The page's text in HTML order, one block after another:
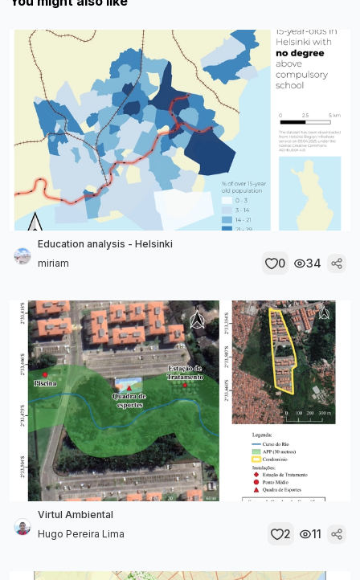
Education analysis - Helsinki
miriam
0 34
Virtul Ambiental
Hugo Pereira Lima
2 11